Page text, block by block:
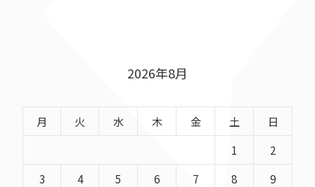
2026年8月
月 火 水 木 金 土
日
1
2
3
4 5 6 7 8
9